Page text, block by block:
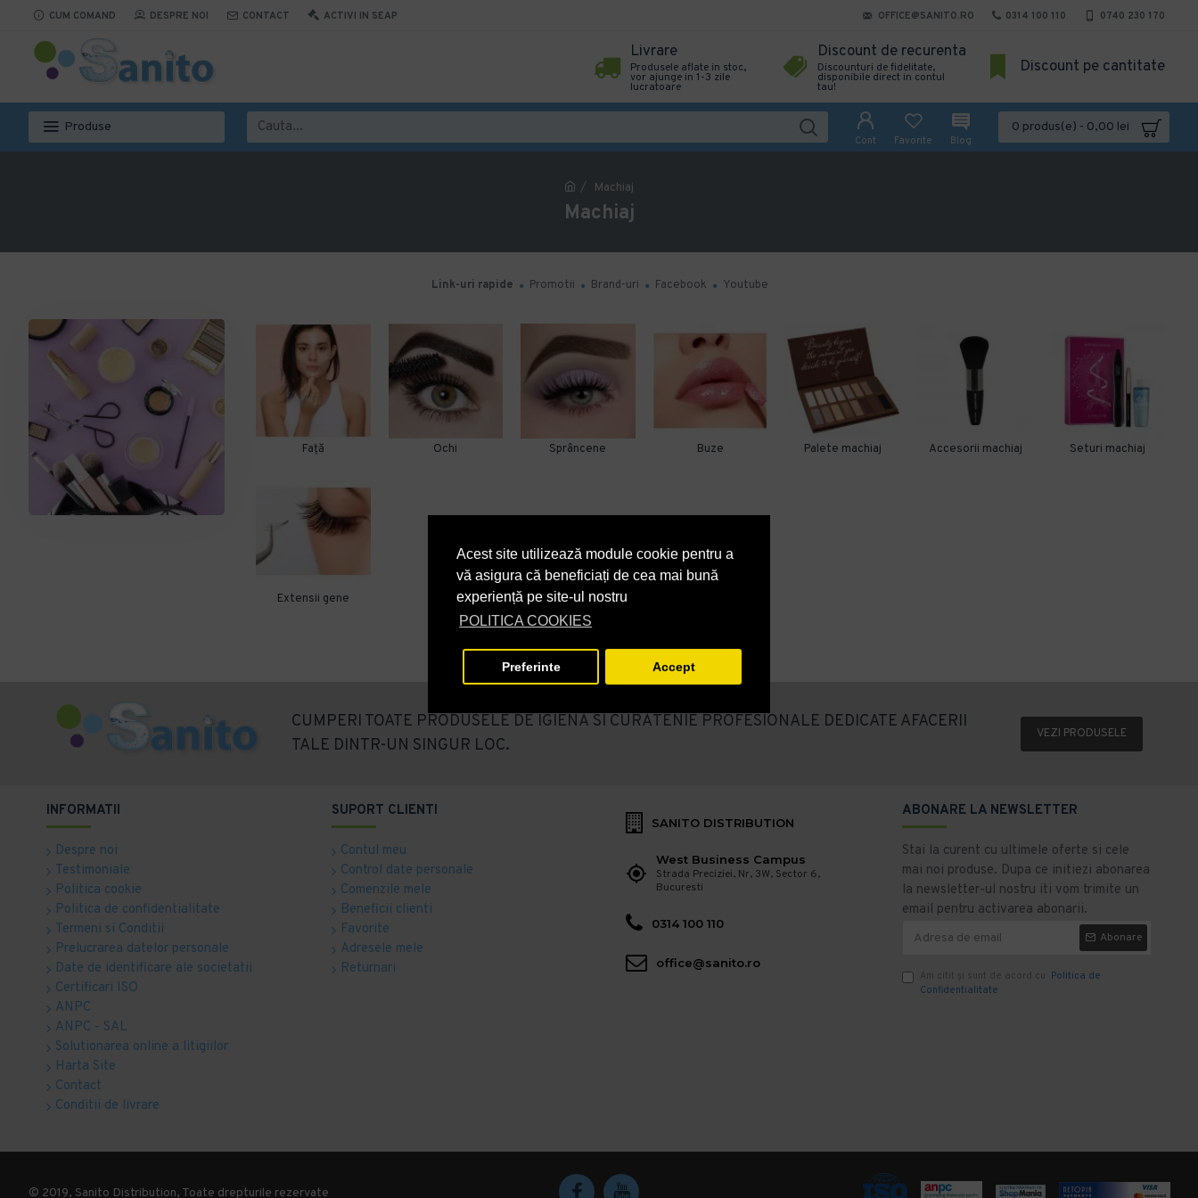
Acest site utilizează module cookie pentru a
vă asigura că beneficiați de cea mai bună
experiență pe site-ul nostru
POLITICA COOKIES
Preferinte Accept
CUM COMAND DESPRE NOI CONTACT ACTIVI IN SEAP OFFICE@SANITO.RO 0314 100 110 0740 230 170
Livrare
Produsele aflate in stoc,
vor ajunge in 1-3 zile
lucratoare
Discount de recurenta
Discounturi de fidelitate,
disponibile direct in contul
tau!
Discount pe cantitate
Produse
Cont Favorite Blog
0 produs(e) - 0,00 lei
Machiaj
Machiaj
Link-uri rapide Promotii Brand-uri Facebook Youtube
Față Ochi Sprâncene Buze Palete machiaj Accesorii machiaj Seturi machiaj
Extensii gene
CUMPERI TOATE PRODUSELE DE IGIENĂ SI CURĂTENIE PROFESIONALE DEDICATE AFACERII
TALE DINTR-UN SINGUR LOC.
VEZI PRODUSELE
INFORMATII
Despre noi
Testimoniale
Politica cookie
Politica de confidentialitate
Termeni si Conditii
Prelucrarea datelor personale
Date de identificare ale societatii
Certificari ISO
ANPC
ANPC - SAL
Solutionarea online a litigiilor
Harta Site
Contact
Conditii de livrare
SUPORT CLIENTI
Contul meu
Control date personale
Comenzile mele
Beneficii clienti
Favorite
Adresele mele
Returnari
SANITO DISTRIBUTION
West Business Campus
Strada Preciziei, Nr, 3W, Sector 6,
Bucuresti
0314 100 110
office@sanito.ro
ABONARE LA NEWSLETTER
Stai la curent cu ultimele oferte si cele
mai noi produse. Dupa ce initiezi abonarea
la newsletter-ul nostru iti vom trimite un
email pentru activarea abonarii.
Abonare
Am citit şi sunt de acord cu Politica de
Confidentialitate
© 2019, Sanito Distribution, Toate drepturile rezervate